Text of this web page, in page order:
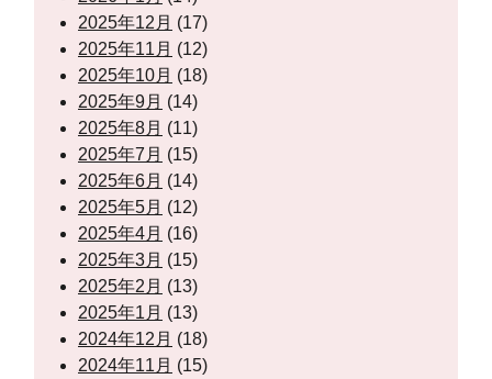
2025年12月 (17)
2025年11月 (12)
2025年10月 (18)
2025年9月 (14)
2025年8月 (11)
2025年7月 (15)
2025年6月 (14)
2025年5月 (12)
2025年4月 (16)
2025年3月 (15)
2025年2月 (13)
2025年1月 (13)
2024年12月 (18)
2024年11月 (15)